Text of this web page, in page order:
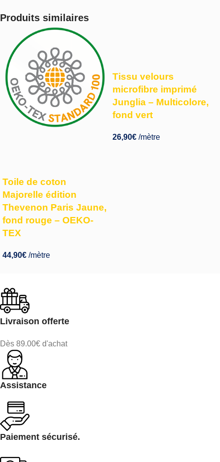
Produits similaires
Toile de coton
Majorelle édition
Thevenon Paris Jaune,
fond rouge – OEKO-
TEX
44,90€ /mètre
Tissu velours
microfibre imprimé
Junglia – Multicolore,
fond vert
26,90€ /mètre
Livraison offerte
Dès 89.00€ d'achat
Assistance
Paiement sécurisé.